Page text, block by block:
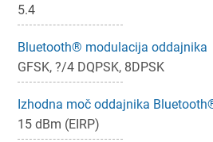
5.4
Bluetooth® modulacija oddajnika
GFSK, ?/4 DQPSK, 8DPSK
Izhodna moč oddajnika
15 dBm (EIRP)